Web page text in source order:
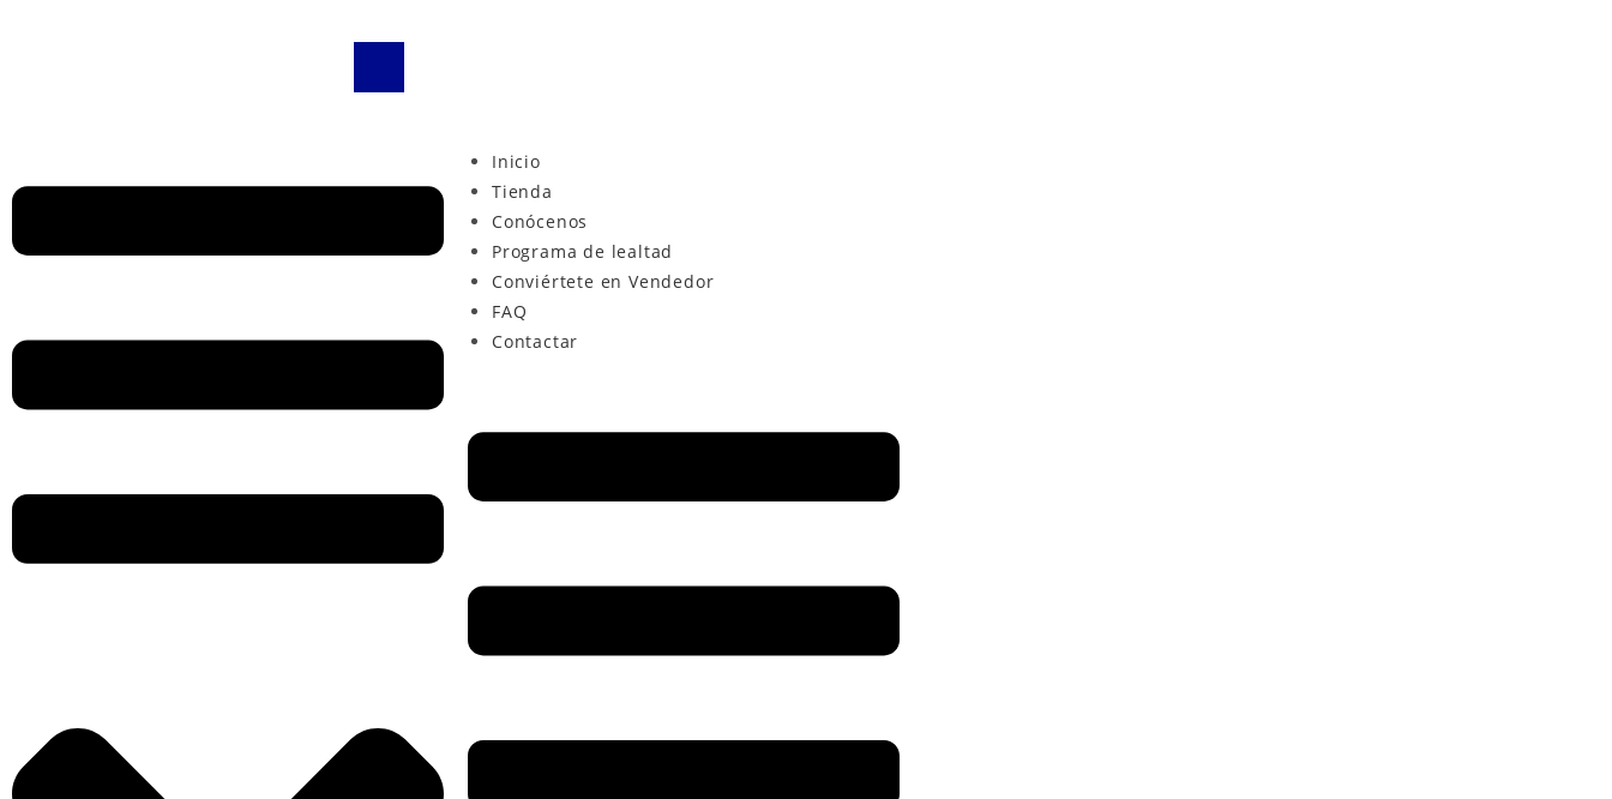
Inicio
Tienda
Conócenos
Programa de lealtad
Conviértete en Vendedor
FAQ
Contactar